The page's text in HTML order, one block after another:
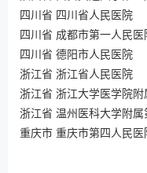
四川省 四川省人民医院
四川省 成都市第一人民
四川省 德阳市人民医院
浙江省 浙江省人民医院
浙江省 浙江大学医学院附
浙江省 温州医科大学附属
重庆市 重庆市第四人民医